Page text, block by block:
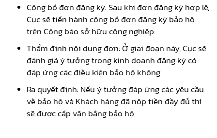
Công bố đơn đăng ký: Sau khi đơn đăng ký hợp lệ,
Cục sẽ tiến hành công bố đơn đăng ký bảo hộ
trên Công báo sở hữu công nghiệp.
Thẩm định nội dung đơn: Ở giai đoạn này, Cục sẽ
đánh giá ý tưởng trong kinh doanh đăng ký có
đáp ứng các điều kiện bảo hộ không.
Ra quyết định: Nếu ý tưởng đáp ứng các yêu cầu
về bảo hộ và Khách hàng đã nộp tiền đầy đủ thì
sẽ được cấp văn bằng bảo hộ.